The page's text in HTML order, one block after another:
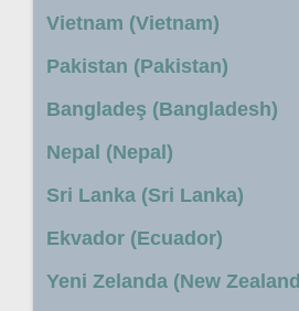
Vietnam (Vietnam)
Pakistan (Pakistan)
Bangladeş (Bangladesh)
Nepal (Nepal)
Sri Lanka (Sri Lanka)
Ekvador (Ecuador)
Yeni Zelanda (New